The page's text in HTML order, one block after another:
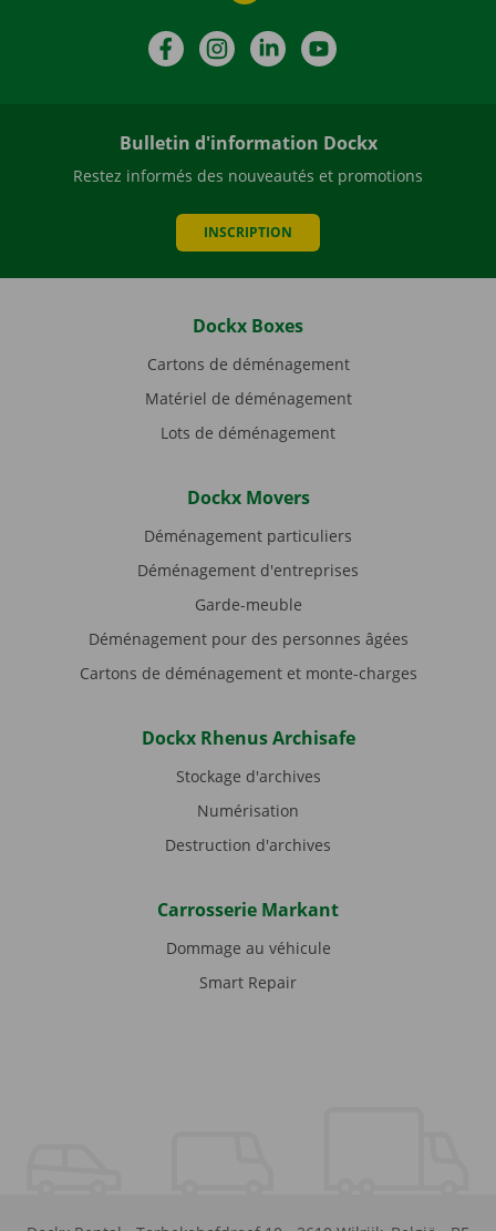
FacebookInstagramLinkedIn
Bulletin d'information Dockx
Restez informés des nouveautés et promotions
INSCRIPTION
Dockx Boxes
Cartons de déménagement
Matériel de déménagement
Lots de déménagement
Dockx Movers
Déménagement particuliers
Déménagement d'entreprises
Garde-meuble
Déménagement pour des personnes âgées
Cartons de déménagement et monte-charges
Dockx Rhenus Archisafe
Stockage d'archives
Numérisation
Destruction d'archives
Carrosserie Markant
Dommage au véhicule
Smart Repair